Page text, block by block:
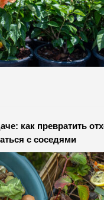
как превратить
с соседями